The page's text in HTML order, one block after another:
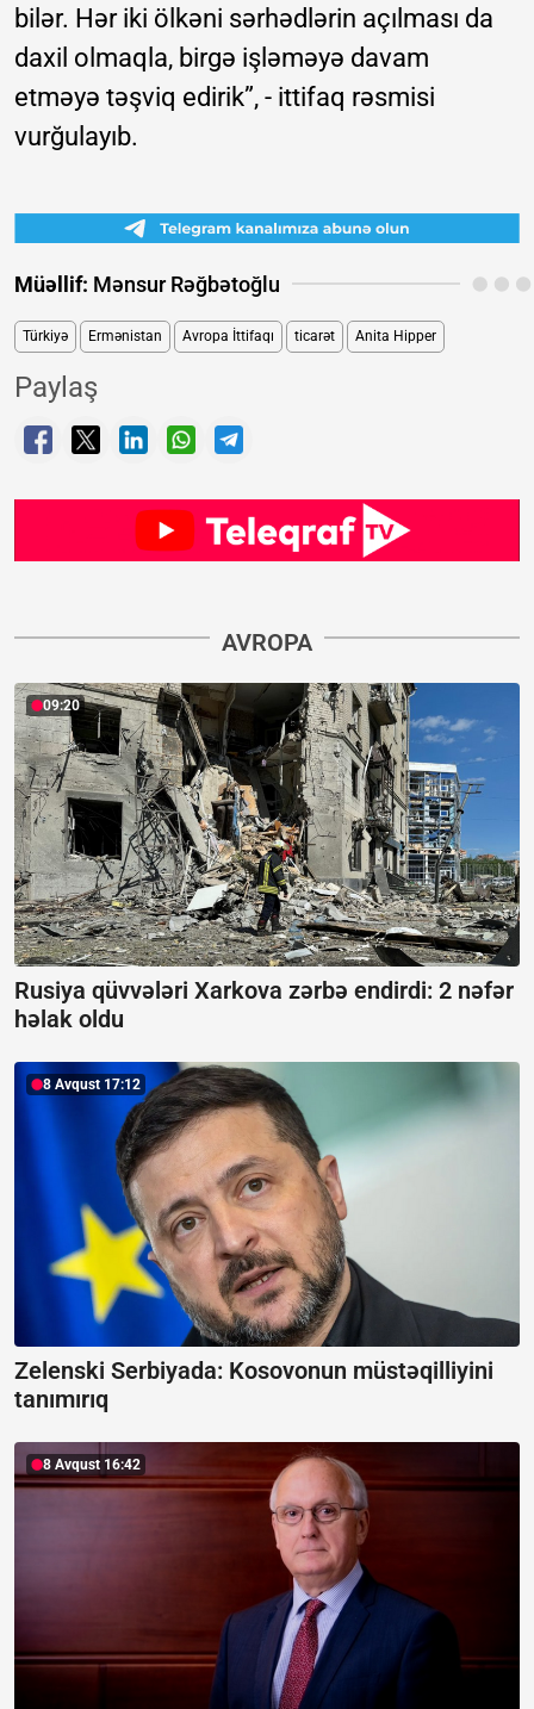
bilər. Hər iki ölkəni sərhədlərin açılması da
daxil olmaqla, birgə işləməyə davam
etməyə təşviq edirik”, - ittifaq rəsmisi
vurğulayıb.
Müəllif: Mənsur Rəğbətoğlu
Türkiyə Ermənistan Avropa İttifaqı ticarət Anita Hipper
Paylaş
AVROPA
09:20
Rusiya qüvvələri Xarkova zərbə endirdi: 2 nəfər
həlak oldu
8 Avqust 17:12
Zelenski Serbiyada: Kosovonun müstəqilliyini
tanımırıq
8 Avqust 16:42